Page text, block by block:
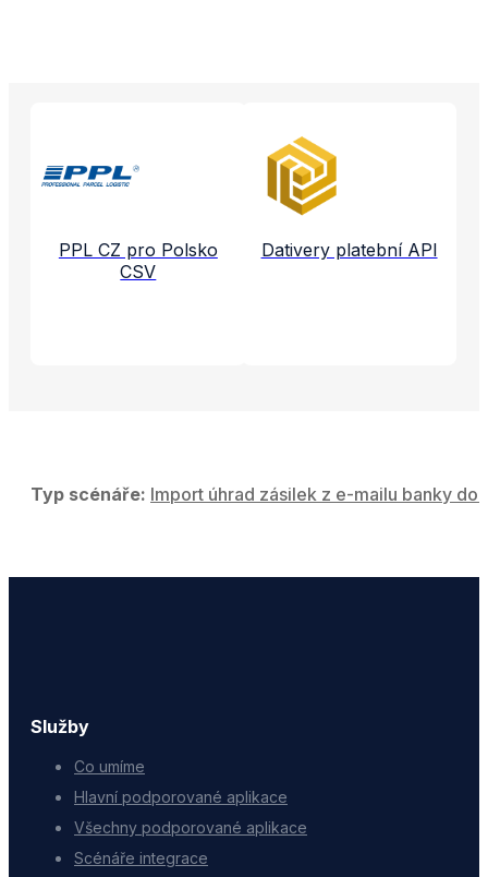
Propojené aplikace a služby
PPL CZ pro Polsko
CSV
Dativery platební API
Typ scénáře: Import úhrad zásilek z e-mailu banky do
Služby
Co umíme
Hlavní podporované aplikace
Všechny podporované aplikace
Scénáře integrace